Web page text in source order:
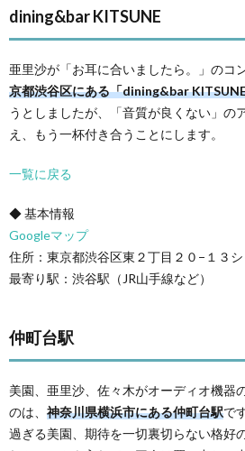
dining&bar KITSUNE
亜里沙が「お耳に合いましたら。」のコ
京都渋谷区にある「dining&bar
うとしましたが、「音質が良くない」の
え、もう一杯付き合うことにします。
一覧に戻る
◆ 基本情報
Googleマップ
住所：東京都渋谷区東２丁目２０−１３
最寄り駅：渋谷駅（JR山手線など）
仲町台駅
美園、亜里沙、佐々木がオーディオ機器
のは、 神奈川県横浜市にある仲町台駅で
過ぎる美園、期待を一切裏切らない格好